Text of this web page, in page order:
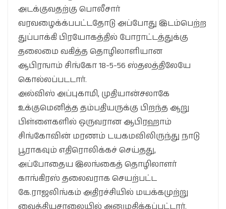
அடக்குவதற்கு பொலீசார்
வரவழைக்க்பபட்டதோடு அப்போது இடம்பெற்ற
துப்பாக்கி பிரயோகத்தில் போராட்டத்துக்கு
தலைமை வகித்த தொழிலாளியான
ஆபிரஙாம் சிங்கோ 18-5-56 ஸ்தலத்திலேயே
கொல்லப்படடார்.
அல்விஸ் அப்புகாமி, முதியான்சலாகே
உக்குமெனித்த தம்பதியருக்கு பிறந்த ஆறு
பிள்ளைகளில் ஒருவரான ஆபிரஹாம்
சிங்கோவின் மரணம் டயகமவிலிருந்து நாடு
பூராகவும் எதிரொலிக்கச் செய்தது,
அப்போதைய இலங்கைத் தொழிலாளர்
காங்கிரஸ் தலைவராக செயற்பட்ட
கே.ராஜலிங்கம் அதிரச்சியில் மயக்கமுற்று
வைத்தியசாலையில் அனுமதிக்கப்பட்டார்.